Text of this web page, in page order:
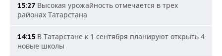
15:27 Высокая урожайность отмечается в трех
районах Татарстана
14:15 В Татарстане к 1 сентября планируют открыть 4
новые школы